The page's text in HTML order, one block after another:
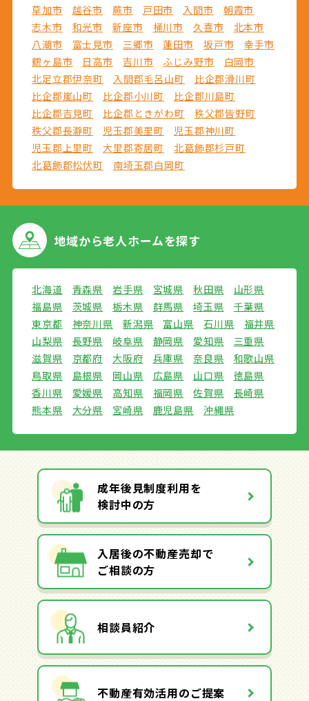
草加市
越谷市 蕨市 戸田市 入間市
朝霞市
志木市
和光市 新座市 桶川市 久喜市
北本市
八潮市
富士見市 三郷市 蓮田市 坂戸市
幸手市
鶴ヶ島市
日高市 吉川市 ふじみ野市
白岡市
北足立郡伊奈町
入間郡毛呂山町
比企郡滑川町
比企郡嵐山町
比企郡小川町
比企郡川島町
比企郡吉見町
比企郡ときがわ町
秩父郡皆野町
秩父郡長瀞町
児玉郡美里町
児玉郡神川町
児玉郡上里町
大里郡寄居町
北葛飾郡杉戸町
北葛飾郡松伏町
南埼玉郡白岡町
地域から老人ホームを探す
北海道 青森県 岩手県 宮城県 秋田県
山形県
福島県
茨城県 栃木県 群馬県 埼玉県
千葉県
東京都
神奈川県 新潟県 富山県 石川県
福井県
山梨県
長野県 岐阜県 静岡県 愛知県
三重県
滋賀県
京都府 大阪府 兵庫県 奈良県
和歌山県
鳥取県
島根県 岡山県 広島県 山口県
徳島県
香川県
愛媛県 高知県 福岡県 佐賀県
長崎県
熊本県
大分県 宮崎県 鹿児島県 沖縄県
成年後見制度利用を
検討中の方
入居後の不動産売却で
ご相談の方
相談員紹介
不動産有効活用のご提案